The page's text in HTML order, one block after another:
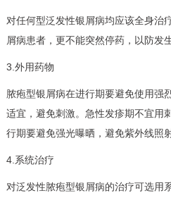
对任何型泛发性银屑病均应该全身治
屑病患者，更不能突然停药，以防发
3.外用药物
脓疱型银屑病在进行期要避免使用强
适宜，避免刺激。急性发疹期不宜用
行期要避免强光曝晒，避免紫外线照
4.系统治疗
对泛发性脓疱型银屑病的治疗可选用